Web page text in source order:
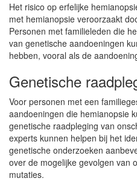
Het risico op erfelijke
met hemianopsie veroorzaakt
Personen met familieleden die
van genetische aandoeningen
hebben, vooral als de
Genetische
Voor personen met een
aandoeningen die hemianopsie
genetische raadpleging van
experts kunnen helpen bij het
genetische onderzoeken
over de mogelijke gevolgen van
mutaties.